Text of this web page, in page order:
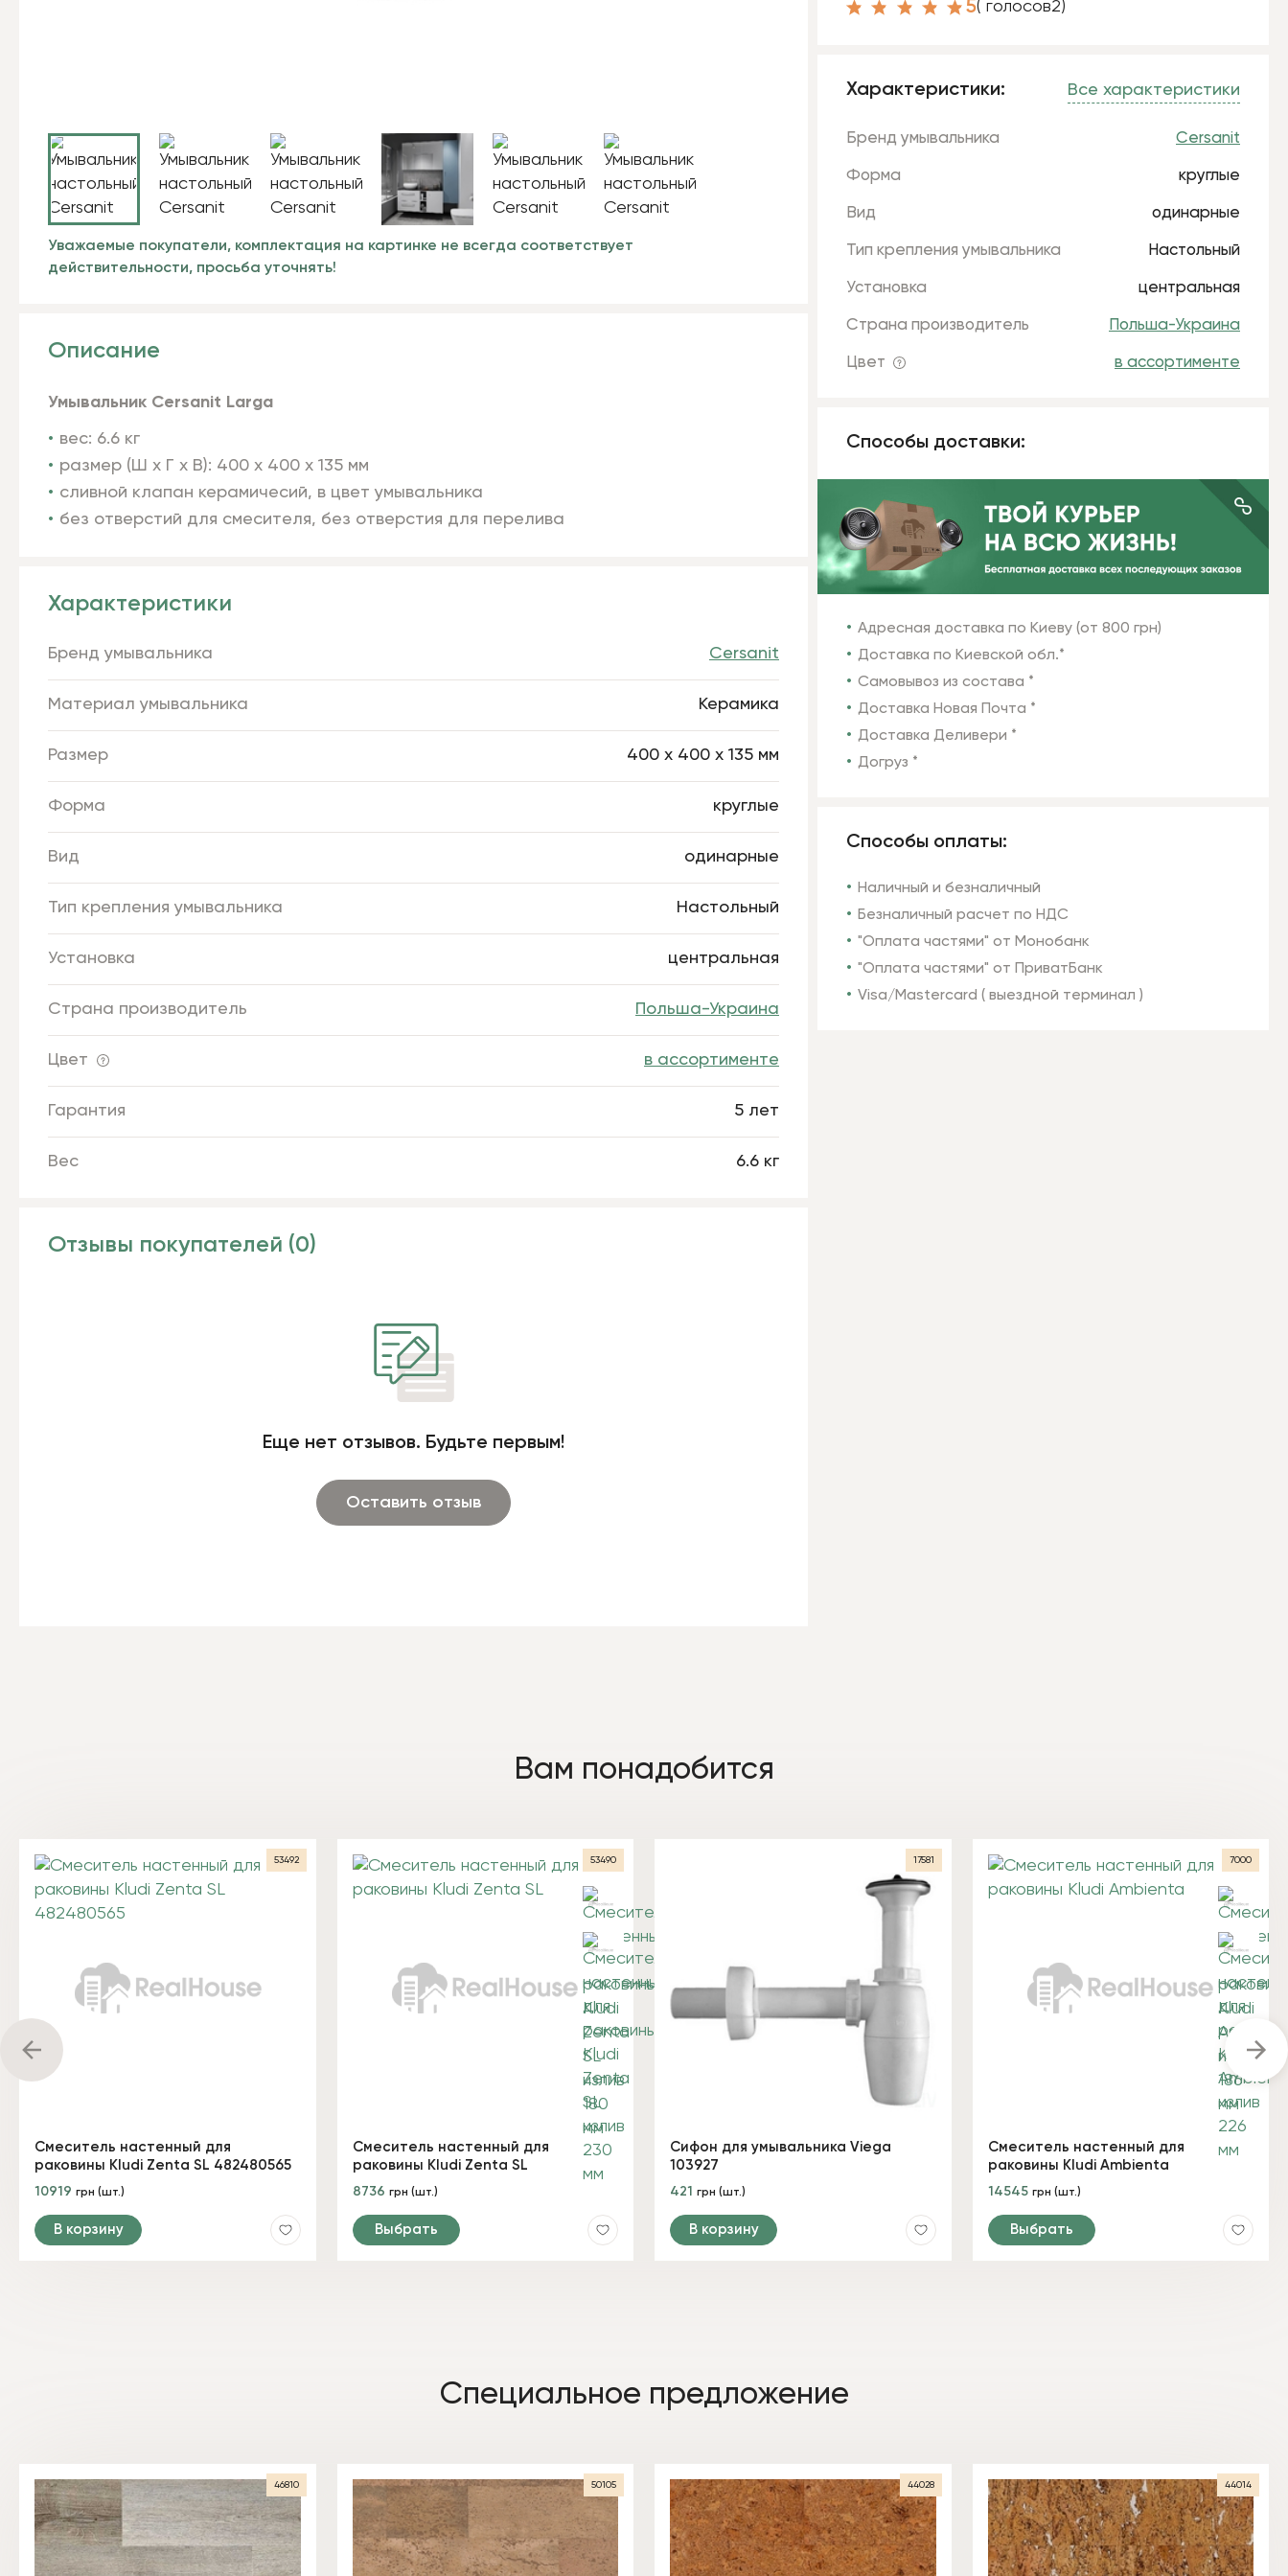
Уважаемые покупатели, комплектация на картинке не всегда соответствует
действительности, просьба уточнять!
5( голосов2)
Характеристики: Все характеристики
Бренд умывальника Cersanit
Форма круглые
Вид одинарные
Тип крепления умывальника Настольный
Установка центральная
Страна производитель Польша-Украина
Цвет в ассортименте
Способы доставки:
Адресная доставка по Киеву (от 800 грн)
Доставка по Киевской обл.*
Самовывоз из состава *
Доставка Новая Почта *
Доставка Деливери *
Догруз *
Способы оплаты:
Наличный и безналичный
Безналичный расчет по НДС
"Оплата частями" от Монобанк
"Оплата частями" от ПриватБанк
Visa/Mastercard ( выездной терминал )
Описание
Умывальник Cersanit Larga
вес: 6.6 кг
размер (Ш х Г х В): 400 х 400 х 135 мм
сливной клапан керамичесий, в цвет умывальника
без отверстий для смесителя, без отверстия для перелива
Характеристики
Бренд умывальника Cersanit
Материал умывальника Керамика
Размер 400 х 400 х 135 мм
Форма круглые
Вид одинарные
Тип крепления умывальника Настольный
Установка центральная
Страна производитель Польша-Украина
Цвет в ассортименте
Гарантия 5 лет
Вес 6.6 кг
Отзывы покупателей (0)
Еще нет отзывов. Будьте первым!
Оставить отзыв
Вам понадобится
53492
Смеситель настенный для
раковины Kludi Zenta SL 482480565
10919 грн (шт.)
В корзину
53490
Смеситель настенный для
раковины Kludi Zenta SL
8736 грн (шт.)
Выбрать
17581
Сифон для умывальника Viega
103927
421 грн (шт.)
В корзину
7000
Смеситель настенный для
раковины Kludi Ambienta
14545 грн (шт.)
Выбрать
Специальное предложение
46810 50105 44028 44014